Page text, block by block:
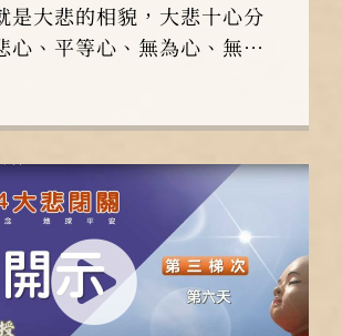
是大悲的相貌，大悲十心分
心、平等心、無為心、無染